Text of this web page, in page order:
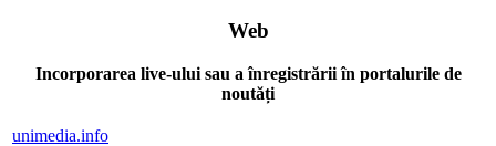
Web
Incorporarea live-ului sau a înregistrării în portalurile de
noutăți
unimedia.info